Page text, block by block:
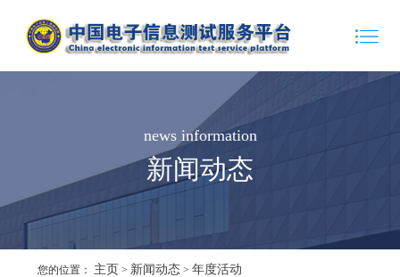
news information
新闻动态
您的位置： 主页 > 新闻动态 >年度活动